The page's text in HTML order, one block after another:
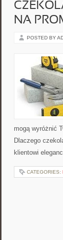
NA
POSTED BY
mogą wyróżnić
Dlaczego
klientowi
CATEGORIES: